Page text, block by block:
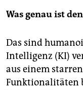
Was genau ist
Das sind
Intelligenz (KI)
aus einem
Funktionalitäten